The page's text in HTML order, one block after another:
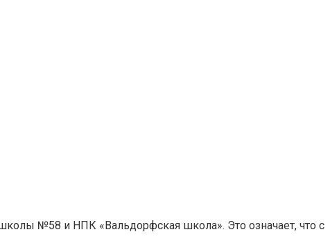
№58 и НПК «Вальдорфская школа». Это означает, что с